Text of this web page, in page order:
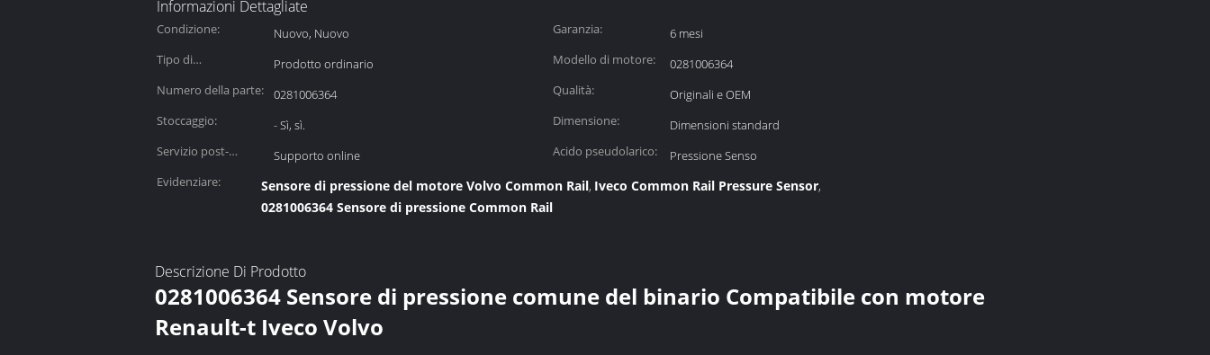
Informazioni Dettagliate
Condizione: Nuovo, Nuovo Garanzia:
6 mesi
Tipo di
Prodotto ordinario Modello di motore:
0281006364
Numero della parte:
0281006364 Qualità:
Originali e OEM
Stoccaggio:
- Sì, sì. Dimensione:
Dimensioni standard
Servizio post-
Supporto online Acido pseudolarico:
Pressione Senso
Evidenziare:
Sensore di pressione del motore Volvo Common Rail, Iveco Common Rail Pressure Sensor,
0281006364 Sensore di pressione Common Rail
Descrizione Di Prodotto
0281006364 Sensore di pressione comune del binario Compatibile con motore
Renault-t Iveco Volvo